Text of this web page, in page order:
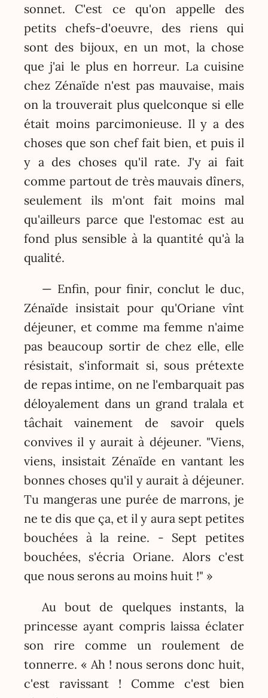
sonnet. C'est ce qu'on appelle des
petits chefs-d'oeuvre, des riens qui
sont des bijoux, en un mot, la chose
que j'ai le plus en horreur. La cuisine
chez Zénaïde n'est pas mauvaise, mais
on la trouverait plus quelconque si elle
était moins parcimonieuse. Il y a des
choses que son chef fait bien, et puis il
y a des choses qu'il rate. J'y ai fait
comme partout de très mauvais dîners,
seulement ils m'ont fait moins mal
qu'ailleurs parce que l'estomac est au
fond plus sensible à la quantité qu'à la
qualité.
— Enfin, pour finir, conclut le duc,
Zénaïde insistait pour qu'Oriane vînt
déjeuner, et comme ma femme n'aime
pas beaucoup sortir de chez elle, elle
résistait, s'informait si, sous prétexte
de repas intime, on ne l'embarquait pas
déloyalement dans un grand tralala et
tâchait vainement de savoir quels
convives il y aurait à déjeuner. "Viens,
viens, insistait Zénaïde en vantant les
bonnes choses qu'il y aurait à déjeuner.
Tu mangeras une purée de marrons, je
ne te dis que ça, et il y aura sept petites
bouchées à la reine. - Sept petites
bouchées, s'écria Oriane. Alors c'est
que nous serons au moins huit !" »
Au bout de quelques instants, la
princesse ayant compris laissa éclater
son rire comme un roulement de
tonnerre. « Ah ! nous serons donc huit,
c'est ravissant ! Comme c'est bien